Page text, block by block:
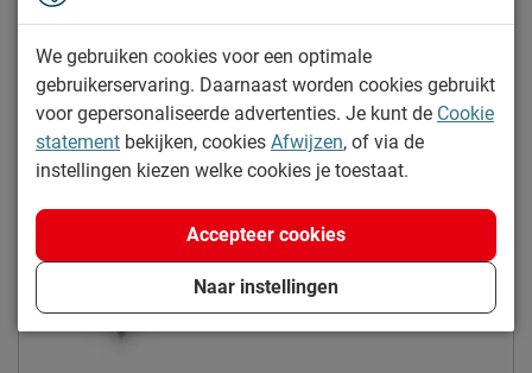
Emailadres
info@beddenreus.nl
Hoofdkussen Dreamtime 800
5% korting
Maat: 50 x 60 cm
40.-
We gebruiken cookies voor een optimale
gebruikerservaring. Daarnaast worden cookies gebruikt
voor gepersonaliseerde advertenties. Je kunt de Cookie
statement bekijken, cookies Afwijzen, of via de
instellingen kiezen welke cookies je toestaat.
Naar instellingen
Accepteer cookies